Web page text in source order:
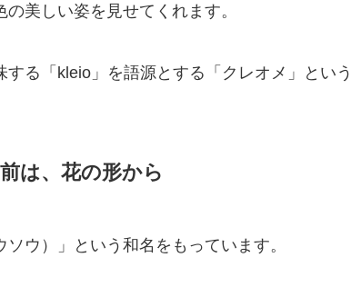
美しい姿を見せてくれます。
る「kleio」を語源とする「クレオメ」という
は、花の形から
ウ）」という和名をもっています。